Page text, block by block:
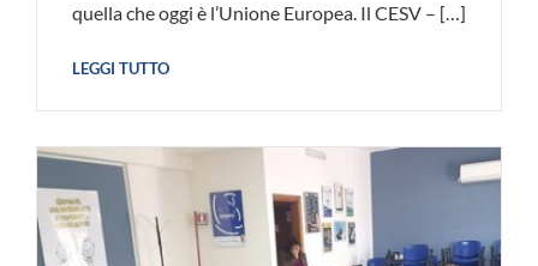
quella che oggi è l’Unione Europea. Il CESV – […]
LEGGI TUTTO